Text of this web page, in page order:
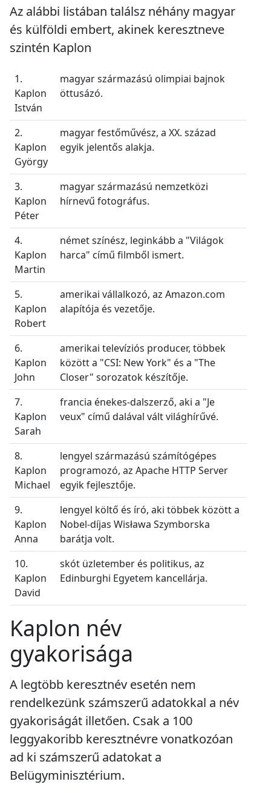
Az alábbi listában találsz néhány magyar
és külföldi embert, akinek keresztneve
szintén Kaplon
1.
Kaplon
István
magyar származású olimpiai bajnok
öttusázó.
2.
Kaplon
György
magyar festőművész, a XX. század
egyik jelentős alakja.
3.
Kaplon
Péter
magyar származású nemzetközi
hírnevű fotográfus.
4.
Kaplon
Martin
német színész, leginkább a "Világok
harca" című filmből ismert.
5.
Kaplon
Robert
amerikai vállalkozó, az Amazon.com
alapítója és vezetője.
6.
Kaplon
John
amerikai televíziós producer, többek
között a "CSI: New York" és a "The
Closer" sorozatok készítője.
7.
Kaplon
Sarah
francia énekes-dalszerző, aki a "Je
veux" című dalával vált világhírűvé.
8.
Kaplon
Michael
lengyel származású számítógépes
programozó, az Apache HTTP Server
egyik fejlesztője.
9.
Kaplon
Anna
lengyel költő és író, aki többek között a
Nobel-díjas Wisława Szymborska
barátja volt.
10.
Kaplon
David
skót üzletember és politikus, az
Edinburghi Egyetem kancellárja.
Kaplon név
gyakorisága
A legtöbb keresztnév esetén nem
rendelkezünk számszerű adatokkal a név
gyakoriságát illetően. Csak a 100
leggyakoribb keresztnévre vonatkozóan
ad ki számszerű adatokat a
Belügyminisztérium.